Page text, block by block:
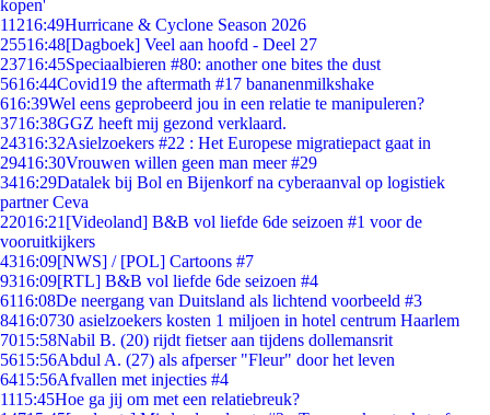
kopen'
11216:49Hurricane & Cyclone Season 2026
25516:48[Dagboek] Veel aan hoofd - Deel 27
23716:45Speciaalbieren #80: another one bites the dust
5616:44Covid19 the aftermath #17 bananenmilkshake
616:39Wel eens geprobeerd jou in een relatie te manipuleren?
3716:38GGZ heeft mij gezond verklaard.
24316:32Asielzoekers #22 : Het Europese migratiepact gaat in
29416:30Vrouwen willen geen man meer #29
3416:29Datalek bij Bol en Bijenkorf na cyberaanval op logistiek
partner Ceva
22016:21 [Videoland] B&B vol liefde 6de seizoen #1 voor de
vooruitkijkers
4316:09[NWS] / [POL] Cartoons #7
9316:09[RTL] B&B vol liefde 6de seizoen #4
6116:08De neergang van Duitsland als lichtend voorbeeld #3
8416:0730 asielzoekers kosten 1 miljoen in hotel centrum Haarlem
7015:58Nabil B. (20) rijdt fietser aan tijdens dollemansrit
5615:56Abdul A. (27) als afperser "Fleur" door het leven
6415:56Afvallen met injecties #4
1115:45Hoe ga jij om met een relatiebreuk?